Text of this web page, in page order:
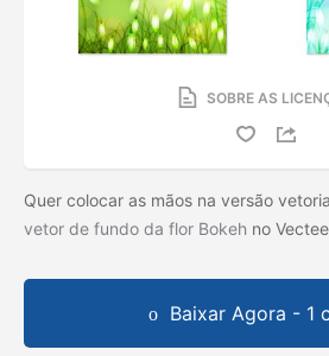
SOBRE AS
Quer colocar as mãos na versão
vetor de fundo da flor Bokeh no
Baixar Agora - 1